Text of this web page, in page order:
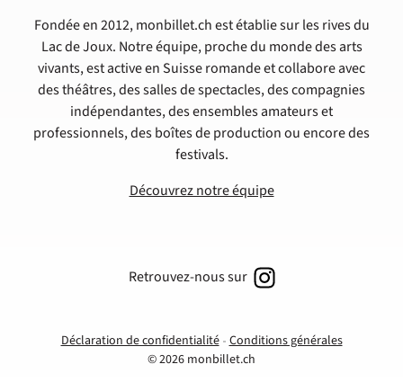
Fondée en 2012, monbillet.ch est établie sur les rives du
Lac de Joux. Notre équipe, proche du monde des arts
vivants, est active en Suisse romande et collabore avec
des théâtres, des salles de spectacles, des compagnies
indépendantes, des ensembles amateurs et
professionnels, des boîtes de production ou encore des
festivals.
Découvrez notre équipe
Déclaration de confidentialité Conditions générales
© 2026 monbillet.ch
Retrouvez-nous sur